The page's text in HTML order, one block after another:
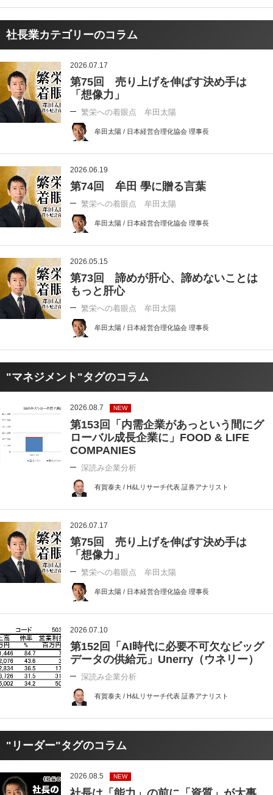
社長業カテゴリーのコラム
2026.07.17
第75回 売り上げを伸ばす決め手は
「想像力」
繁栄への着眼点 牟田太陽
牟田太陽 / 日本経営合理化協会 理事長
2026.06.19
第74回 牟田 學に贈る言葉
繁栄への着眼点 牟田太陽
牟田太陽 / 日本経営合理化協会 理事長
2026.05.15
第73回 諦めが肝心、諦めないことは
もっと肝心
繁栄への着眼点 牟田太陽
牟田太陽 / 日本経営合理化協会 理事長
"マネジメント"タグのコラム
2026.08.7 NEW
第153回「内需企業があっという間にグ
ローバル成長企業に」FOOD & LIFE
COMPANIES
深読み企業分析
有賀泰夫 / H&Lリサーチ代表 証券アナリスト
2026.07.17
第75回 売り上げを伸ばす決め手は
「想像力」
繁栄への着眼点 牟田太陽
牟田太陽 / 日本経営合理化協会 理事長
2026.07.10
第152回「AI時代に必要不可欠なビッグ
データの供給元」Unerry（ウネリー）
深読み企業分析
有賀泰夫 / H&Lリサーチ代表 証券アナリスト
"リーダー"タグのコラム
2026.08.5 NEW